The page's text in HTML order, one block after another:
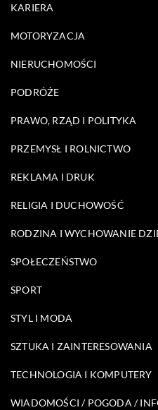
KARIERA
MOTORYZACJA
NIERUCHOMOŚCI
PODRÓŻE
PRAWO, RZĄD I POLITYKA
PRZEMYSŁ I ROLNICTWO
REKLAMA I DRUK
RELIGIA I DUCHOWOŚĆ
RODZINA I WYCHOWANIE
SPOŁECZEŃSTWO
SPORT
STYL I MODA
SZTUKA I ZAINTERESOWANIA
TECHNOLOGIA I KOMPUTERY
WIADOMOŚCI / POGODA /